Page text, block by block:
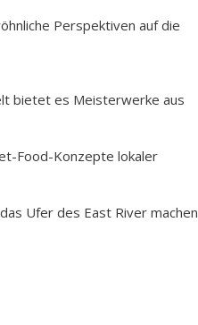
Perspektiven auf die
bietet es Meisterwerke aus
Food-Konzepte lokaler
Ufer des East River machen